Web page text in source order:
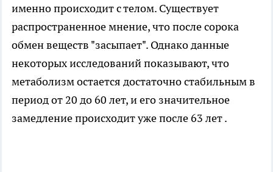
именно происходит с телом. Существует
распространенное мнение, что после сорока
обмен веществ "засыпает". Однако данные
некоторых исследований показывают, что
метаболизм остается достаточно стабильным в
период от 20 до 60 лет, и его значительное
замедление происходит уже после 63 лет .